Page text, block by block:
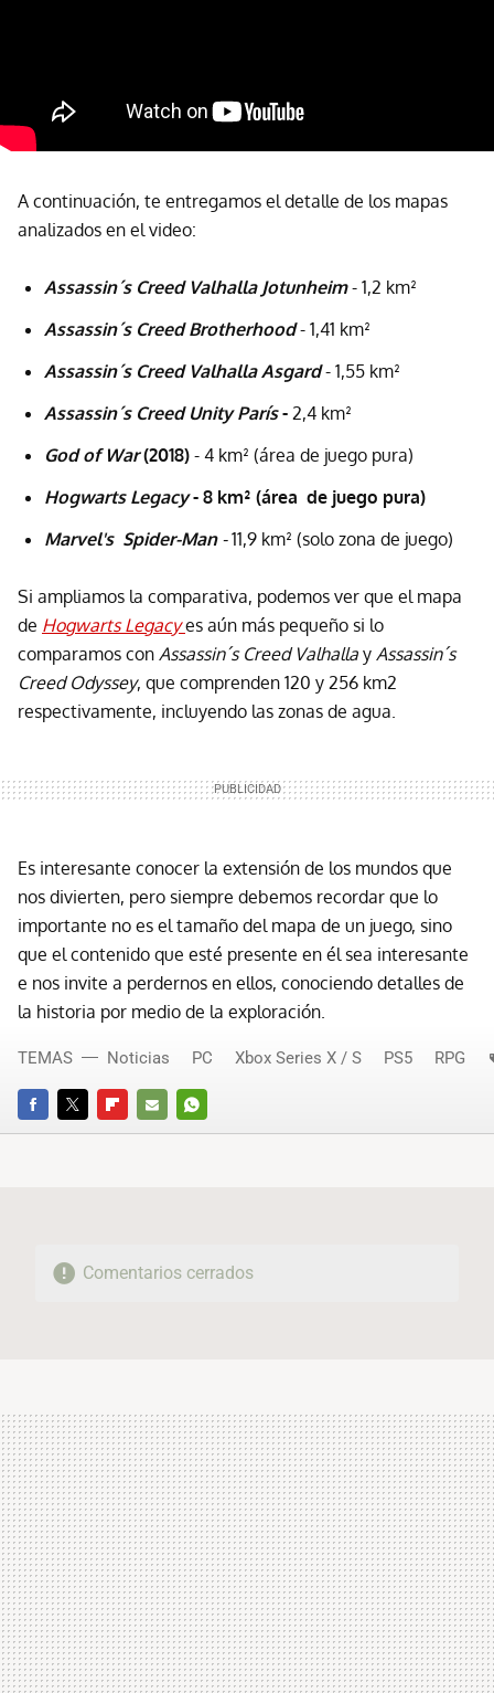
A continuación, te entregamos el detalle de los mapas
analizados en el video:
Assassin´s Creed Valhalla Jotunheim - 1,2 km²
Assassin´s Creed Brotherhood- 1,41 km²
Assassin´s Creed Valhalla Asgard - 1,55 km²
Assassin´s Creed Unity París- 2,4 km²
God of War(2018) - 4 km² (área de juego pura)
Hogwarts Legacy- 8 km² (área de juego pura)
Marvel's Spider-Man- 11,9 km² (solo zona de juego)
Si ampliamos la comparativa, podemos ver que el mapa
de Hogwarts Legacy es aún más pequeño si lo
comparamos con Assassin´s Creed Valhalla y Assassin´s
Creed Odyssey, que comprenden 120 y 256 km2
respectivamente, incluyendo las zonas de agua.
Es interesante conocer la extensión de los mundos que
nos divierten, pero siempre debemos recordar que lo
importante no es el tamaño del mapa de un juego, sino
que el contenido que esté presente en él sea interesante
e nos invite a perdernos en ellos, conociendo detalles de
la historia por medio de la exploración.
FACEBOOKTWITTERFLIPBOARD
E-
WHATSAPP
TEMAS Noticias PC Xbox Series X / S PS5 RPG
Comentarios cerrados